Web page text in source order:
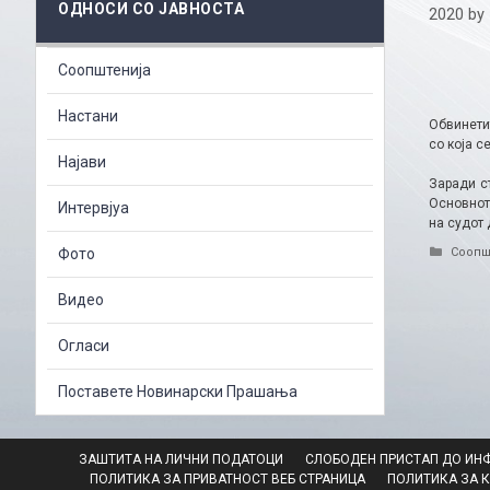
2020 by
со која
Заради
на судот
ОДНОСИ СО ЈАВНОСТА
Соопштенија
Настани
Најави
Интервјуа
Фото
Видео
Огласи
Поставете Новинарски Прашања
ЗАШТИТА НА ЛИЧНИ ПОДАТОЦИ СЛОБОДЕН ПРИСТАП ДО
ПОЛИТИКА ЗА ПРИВАТНОСТ ВЕБ СТРАНИЦА
ПОЛИТИКА ЗА